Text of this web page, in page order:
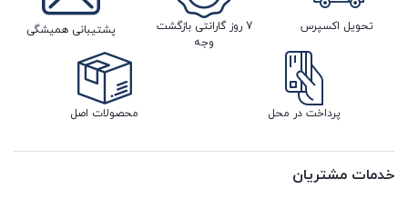
تحویل اکسپرس
7 روز گارانتی بازگشت
وجه
پشتیبانی همیشگی
پرداخت در محل محصولات اصل
خدمات مشتریان